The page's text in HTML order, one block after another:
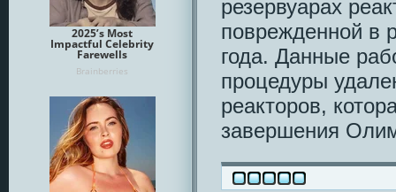
резервуарах
поврежденной в
года. Данные
процедуры
реакторов,
завершения